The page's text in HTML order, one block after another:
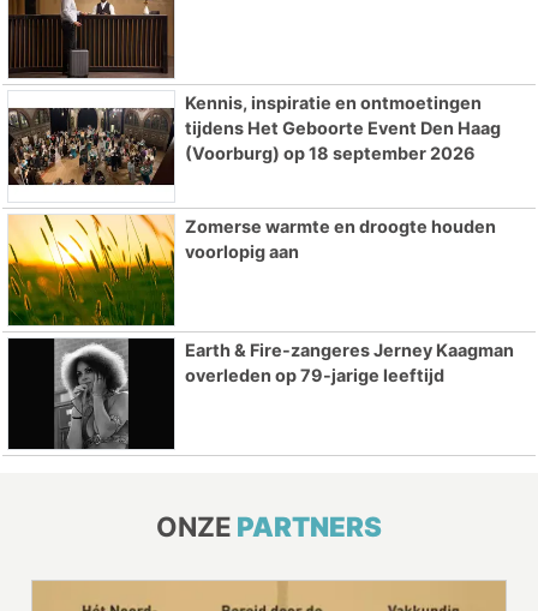
Kennis, inspiratie en ontmoetingen
tijdens Het Geboorte Event Den Haag
(Voorburg) op 18 september 2026
Zomerse warmte en droogte houden
voorlopig aan
Earth & Fire-zangeres Jerney Kaagman
overleden op 79-jarige leeftijd
ONZE PARTNERS